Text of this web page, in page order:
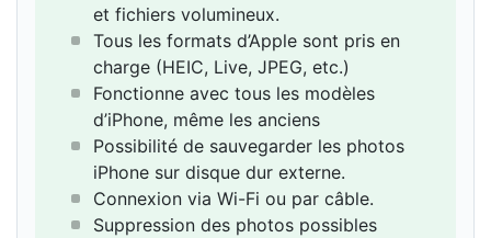
et fichiers volumineux.
Tous les formats d’Apple sont pris en
charge (HEIC, Live, JPEG, etc.)
Fonctionne avec tous les modèles
d’iPhone, même les anciens
Possibilité de sauvegarder les photos
iPhone sur disque dur externe.
Connexion via Wi-Fi ou par câble.
Suppression des photos possibles